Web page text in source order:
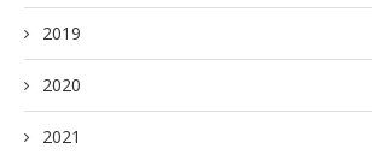
2019
2020
2021